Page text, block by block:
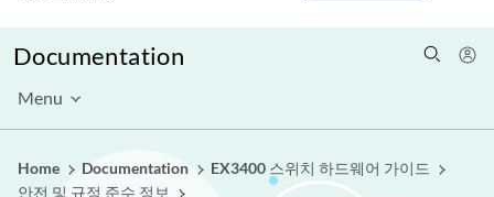
Documentation
Menu
Home Documentation
EX3400 스위치 하드웨어 가이드
안전 및 규정 준수 정보